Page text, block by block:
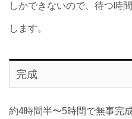
しかできないので、待つ時
します。
完成
約4時間半〜5時間で無事完成